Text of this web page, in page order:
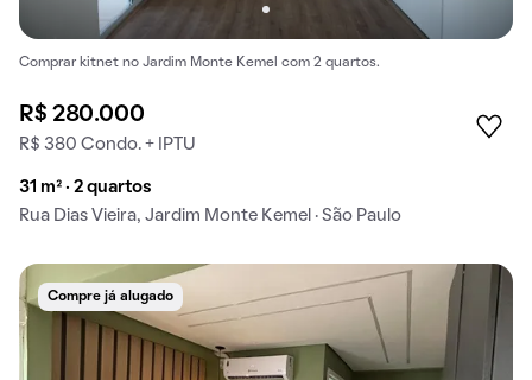
Comprar kitnet no Jardim Monte Kemel com 2 quartos.
R$ 280.000
R$ 380 Condo. + IPTU
31 m² · 2 quartos
Rua Dias Vieira, Jardim Monte Kemel · São Paulo
Compre já alugado